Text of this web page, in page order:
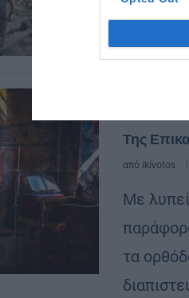
Της
από ikivotos
Με
τα